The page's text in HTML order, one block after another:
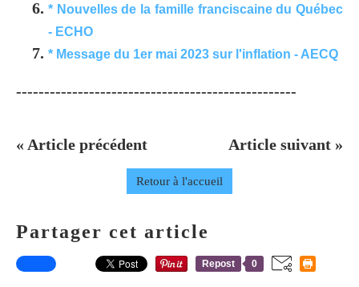
* Nouvelles de la famille franciscaine du Québec
- ECHO
* Message du 1er mai 2023 sur l'inflation - AECQ
--------------------------------------------------
« Article précédent Article suivant »
Retour à l'accueil
Partager cet article
Repost 0